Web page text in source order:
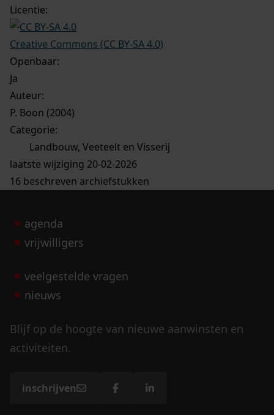
Licentie:
Creative Commons (CC BY-SA 4.0)
Openbaar:
Ja
Auteur:
P. Boon (2004)
Categorie:
Landbouw, Veeteelt en Visserij
laatste wijziging 20-02-2026
16 beschreven archiefstukken
agenda
vrijwilligers
veelgestelde vragen
nieuws
Blijf op de hoogte van nieuwe aanwinsten en
activiteiten.
inschrijven